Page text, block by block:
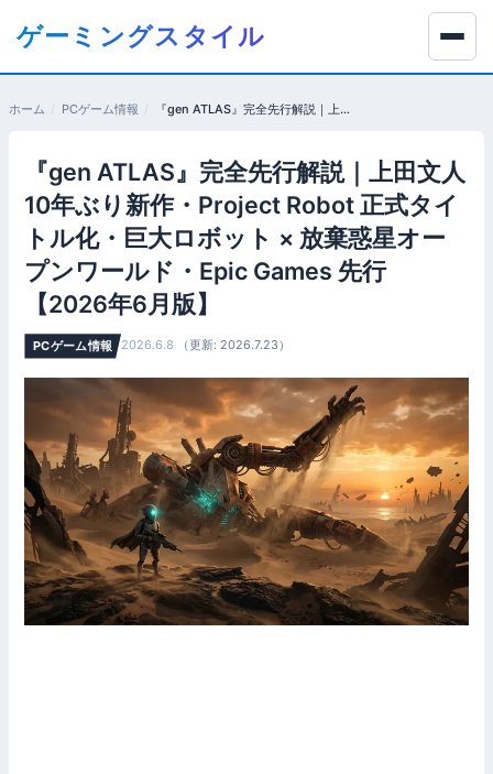
ツ
ゲーミングスタイル
ホーム PCゲーム情報 『gen ATLAS』完全先行解説｜上田文人 10年ぶり新作・Project Robot 正式タイトル化・巨大ロボット × 放棄惑星オープンワールド・Epic Games 先行【2026年6月版】
『gen ATLAS』完全先行解説｜上田文人
10年ぶり新作・Project Robot 正式タイ
トル化・巨大ロボット × 放棄惑星オー
プンワールド・Epic Games 先行
【2026年6月版】
PCゲーム情報 2026.6.8 （更新: 2026.7.23）